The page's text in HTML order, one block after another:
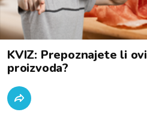
KVIZ: Prepoznajete li
proizvoda?